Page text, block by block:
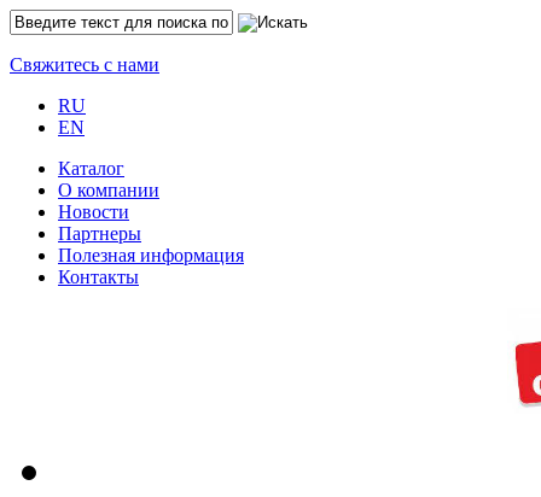
Свяжитесь с нами
RU
EN
Каталог
O компании
Новости
Партнеры
Полезная информация
Контакты